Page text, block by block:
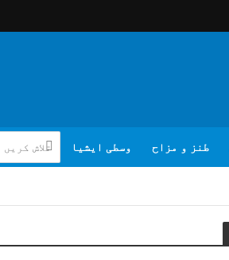
طنز و مزاح وسطی ایشیا